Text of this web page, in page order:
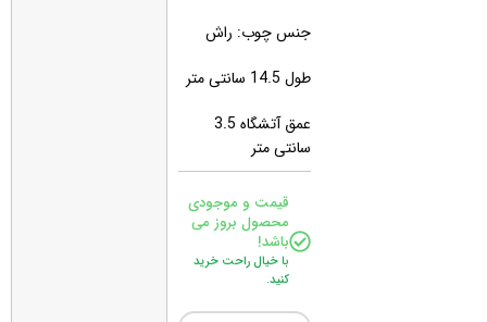
جنس چوب: راش
طول 14.5 سانتی متر
عمق آتشگاه 3.5
سانتی متر
قیمت و موجودی
محصول بروز می
باشد!
با خیال راحت خرید
کنید.